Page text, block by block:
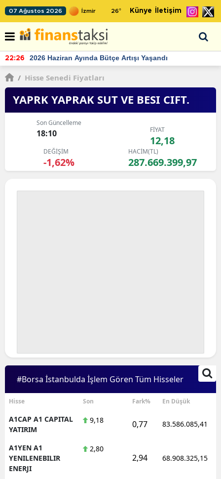
07 Ağustos 2026 26° Künye İletişim
22:24 TCMB'nin rezervlerinde artan momentum devam ediyor
/ Hisse Senedi Fiyatları
YAPRK YAPRAK SUT VE BESI CIFT.
Son Güncelleme
18:10 FİYAT
12,18
DEĞİŞİM
-1,62%
HACİM(TL)
287.669.399,97
#Borsa İstanbulda İşlem Gören Tüm Hisseler
Hisse Son Fark% En Düşük
A1CAP A1 CAPITAL
YATIRIM
9,18 0,77 83.586.085,41
A1YEN A1
YENILENEBILIR
ENERJI
2,80
2,94 68.908.325,15